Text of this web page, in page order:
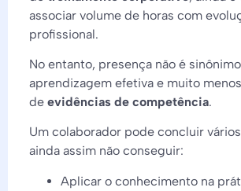
associar volume de horas com
profissional.
No entanto, presença não é
aprendizagem efetiva e muito menos
de evidências de competência.
Um colaborador pode concluir
ainda assim não conseguir:
Aplicar o conhecimento na